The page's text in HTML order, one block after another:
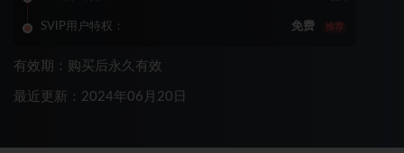
SVIP用户特权： 免费 推荐
有效期：购买后永久有效
最近更新：2024年06月20日